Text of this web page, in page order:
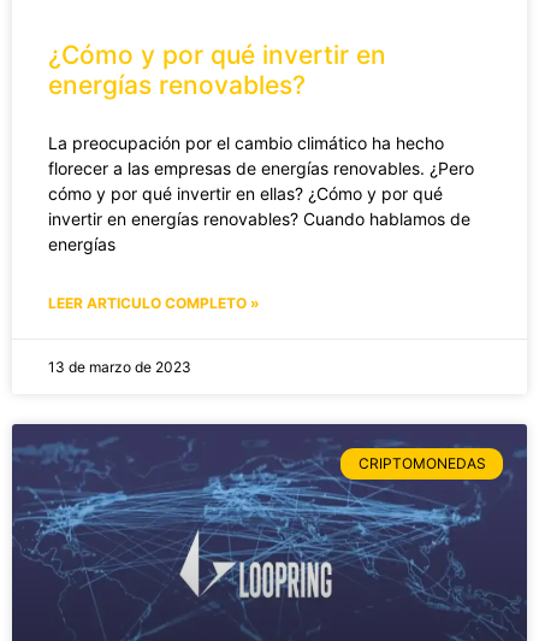
¿Cómo y por qué invertir en
energías renovables?
La preocupación por el cambio climático ha hecho
florecer a las empresas de energías renovables. ¿Pero
cómo y por qué invertir en ellas? ¿Cómo y por qué
invertir en energías renovables? Cuando hablamos de
energías
LEER ARTICULO COMPLETO »
13 de marzo de 2023
CRIPTOMONEDAS